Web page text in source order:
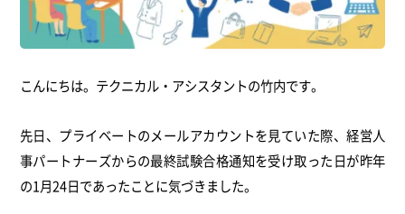
こんにちは。テクニカル・アシスタントの竹内です。
先日、プライベートのメールアカウントを見ていた際、経営人
事パートナーズからの最終試験合格通知を受け取った日が昨年
の1月24日であったことに気づきました。